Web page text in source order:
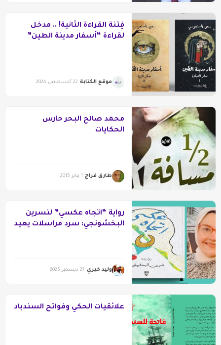
فِتنَةُ القراءة الثانية! .. مدخل
لقراءة “أسفار مدينة الطين”
موقع الكتابة 22 أغسطس 2024
محمد صالح البحر حارس
الحكايات
طارق فراج 1 يناير 2015
رواية “اتجاه عكسي” لنسرين
البخشونجي: سرد مراسلات يعيد
وليد خيري 27 ديسمبر 2025
علائقيات الحكي وفواتح السندباد